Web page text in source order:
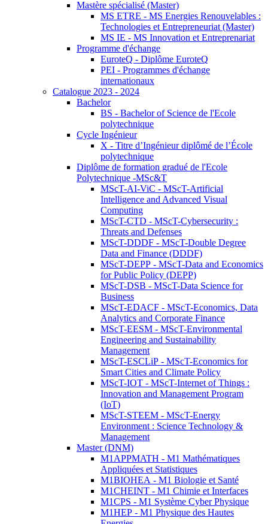
Mastère spécialisé (Master)
MS ETRE - MS Energies Renouvelables :
Technologies et Entrepreneuriat (Master)
MS IE - MS Innovation et Entreprenariat
Programme d'échange
EuroteQ - Diplôme EuroteQ
PEI - Programmes d'échange
internationaux
Catalogue 2023 - 2024
Bachelor
BS - Bachelor of Science de l'Ecole
polytechnique
Cycle Ingénieur
X - Titre d’Ingénieur diplômé de l’École
polytechnique
Diplôme de formation gradué de l'Ecole
Polytechnique -MSc&T
MScT-AI-ViC - MScT-Artificial
Intelligence and Advanced Visual
Computing
MScT-CTD - MScT-Cybersecurity :
Threats and Defenses
MScT-DDDF - MScT-Double Degree
Data and Finance (DDDF)
MScT-DEPP - MScT-Data and Economics
for Public Policy (DEPP)
MScT-DSB - MScT-Data Science for
Business
MScT-EDACF - MScT-Economics, Data
Analytics and Corporate Finance
MScT-EESM - MScT-Environmental
Engineering and Sustainability
Management
MScT-ESCLiP - MScT-Economics for
Smart Cities and Climate Policy
MScT-IOT - MScT-Internet of Things :
Innovation and Management Program
(IoT)
MScT-STEEM - MScT-Energy
Environment : Science Technology &
Management
Master (DNM)
M1APPMATH - M1 Mathématiques
Appliquées et Statistiques
M1BIOHEA - M1 Biologie et Santé
M1CHEINT - M1 Chimie et Interfaces
M1CPS - M1 Système Cyber Physique
M1HEP - M1 Physique des Hautes